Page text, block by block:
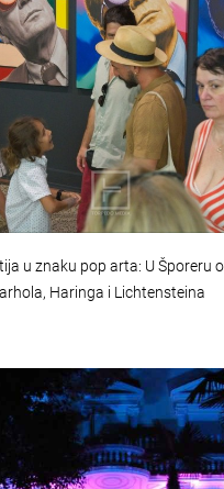
u znaku pop arta: U Šporeru
Haringa i Lichtensteina